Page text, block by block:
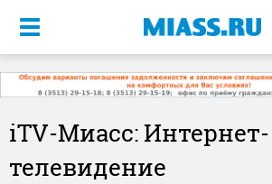
Меню
iTV-Миасс: Интернет-
телевидение